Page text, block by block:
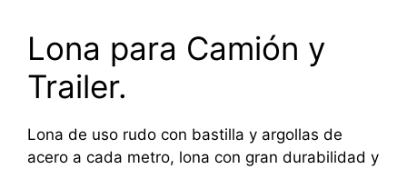
Lona para Camión y
Trailer.
Lona de uso rudo con bastilla y argollas de
acero a cada metro, lona con gran durabilidad y